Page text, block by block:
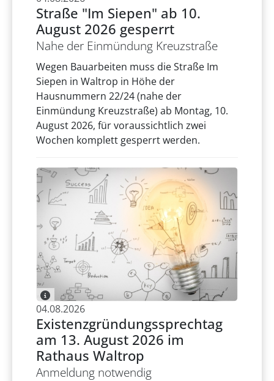
Straße "Im Siepen" ab 10.
August 2026 gesperrt
Nahe der Einmündung Kreuzstraße
Wegen Bauarbeiten muss die Straße Im
Siepen in Waltrop in Höhe der
Hausnummern 22/24 (nahe der
Einmündung Kreuzstraße) ab Montag, 10.
August 2026, für voraussichtlich zwei
Wochen komplett gesperrt werden.
04.08.2026
Existenzgründungssprechtag
am 13. August 2026 im
Rathaus Waltrop
Anmeldung notwendig